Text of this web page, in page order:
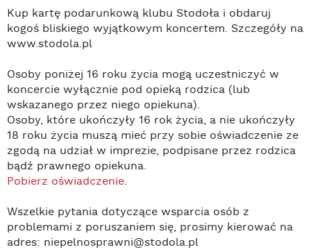
Kup kartę podarunkową klubu Stodoła i obdaruj
kogoś bliskiego wyjątkowym koncertem. Szczegóły na
www.stodola.pl
Osoby poniżej 16 roku życia mogą uczestniczyć w
koncercie wyłącznie pod opieką rodzica (lub
wskazanego przez niego opiekuna).
Osoby, które ukończyły 16 rok życia, a nie ukończyły
18 roku życia muszą mieć przy sobie oświadczenie ze
zgodą na udział w imprezie, podpisane przez rodzica
bądź prawnego opiekuna.
Pobierz oświadczenie.
Wszelkie pytania dotyczące wsparcia osób z
problemami z poruszaniem się, prosimy kierować na
adres: niepelnosprawni@stodola.pl